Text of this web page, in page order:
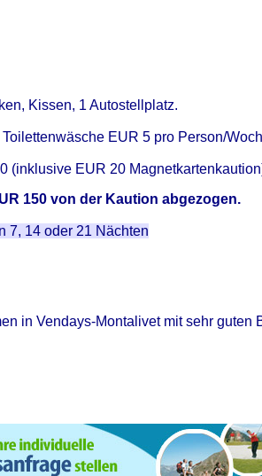
Kissen, 1 Autostellplatz.
EUR 5 pro Person/
(inklusive EUR 20
150 von der Kaution abgezogen.
7, 14 oder 21 Nächten
in Vendays-Montalivet mit sehr guten